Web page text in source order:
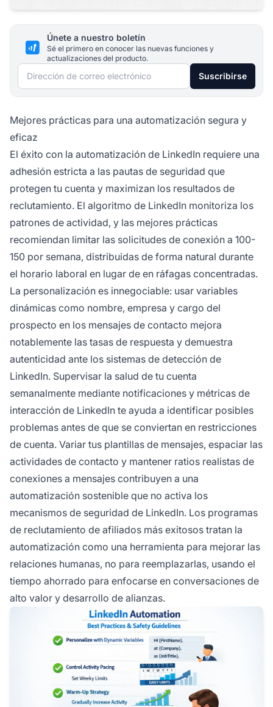
Únete a nuestro boletín
Sé el primero en conocer las nuevas funciones y
actualizaciones del producto.
Dirección de correo electrónico Suscribirse
Mejores prácticas para una automatización segura y
eficaz
El éxito con la automatización de LinkedIn requiere una
adhesión estricta a las pautas de seguridad que
protegen tu cuenta y maximizan los resultados de
reclutamiento. El algoritmo de LinkedIn monitoriza los
patrones de actividad, y las mejores prácticas
recomiendan limitar las solicitudes de conexión a 100-
150 por semana, distribuidas de forma natural durante
el horario laboral en lugar de en ráfagas concentradas.
La personalización es innegociable: usar variables
dinámicas como nombre, empresa y cargo del
prospecto en los mensajes de contacto mejora
notablemente las tasas de respuesta y demuestra
autenticidad ante los sistemas de detección de
LinkedIn. Supervisar la salud de tu cuenta
semanalmente mediante notificaciones y métricas de
interacción de LinkedIn te ayuda a identificar posibles
problemas antes de que se conviertan en restricciones
de cuenta. Variar tus plantillas de mensajes, espaciar las
actividades de contacto y mantener ratios realistas de
conexiones a mensajes contribuyen a una
automatización sostenible que no activa los
mecanismos de seguridad de LinkedIn. Los programas
de reclutamiento de afiliados más exitosos tratan la
automatización como una herramienta para mejorar las
relaciones humanas, no para reemplazarlas, usando el
tiempo ahorrado para enfocarse en conversaciones de
alto valor y desarrollo de alianzas.